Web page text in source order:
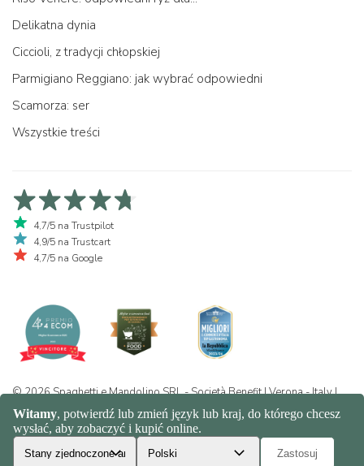
Delikatna dynia
Ciccioli, z tradycji chłopskiej
Parmigiano Reggiano: jak wybrać odpowiedni
Scamorza: ser
Wszystkie treści
4,7/5 na Trustpilot
4,9/5 na Trustcart
4,7/5 na Google
© 2026 Spaghetti e Mandolino SRL - Società Benefit | Verona - Italy |
+39 351 865 9444 | P.I. IT04913730232 | Certificazione BIO: IT-BIO-
016.380-0110744.2026.001 | REA VR-455804 |Prywatność i polityka
plików cookie|Sitemap